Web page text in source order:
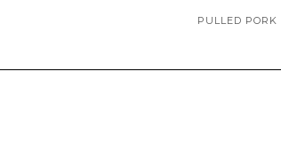
PULLED PORK